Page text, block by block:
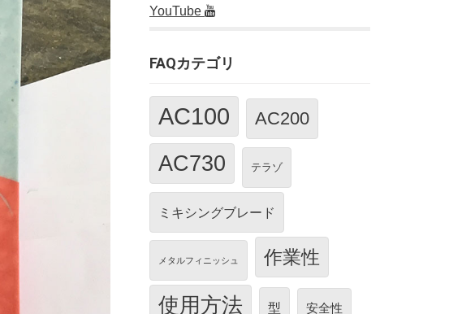
YouTube
FAQカテゴリ
AC100 AC200
AC730 テラゾ
ミキシングブレード
メタルフィニッシュ 作業性
使用方法 型 安全性